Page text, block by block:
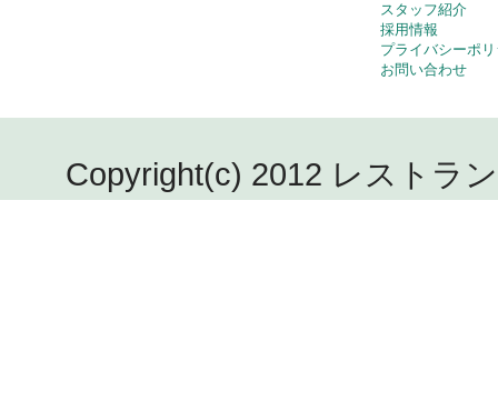
スタッフ紹介
採用情報
プライバシーポ
お問い合わせ
Copyright(c) 2012 レストラ